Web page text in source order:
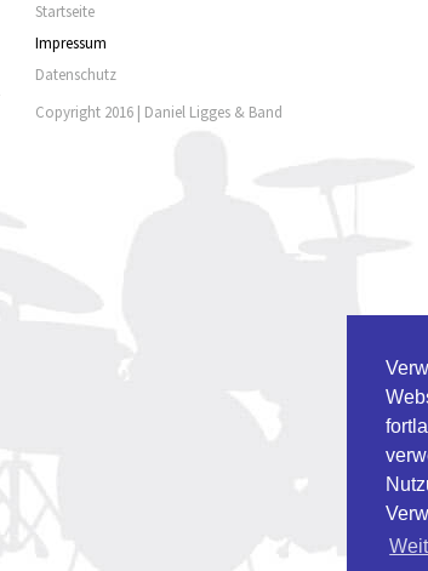
Startseite
Impressum
Datenschutz
Copyright 2016 | Daniel Ligges & Band